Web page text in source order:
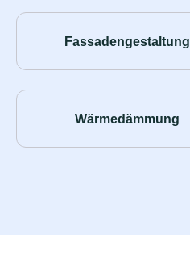
Fassadengestaltung
Wärmedämmung